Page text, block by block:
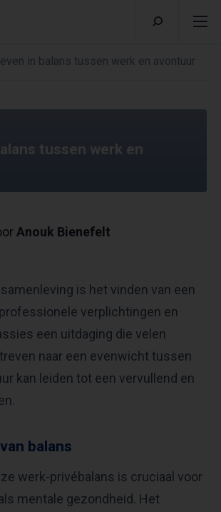
in balans tussen werk en avontuur
tussen werk en
Anouk Bienefelt
is het vinden van een
verplichtingen en
een uitdaging die velen
naar een evenwicht tussen
kan leiden tot een vervullend en
balans
werk-privébalans is cruciaal voor
mentale gezondheid. Het